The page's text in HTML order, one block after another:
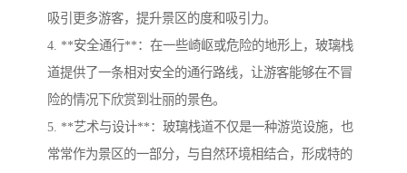
吸引更多游客，提升景区的度和吸引力。
4. **安全通行**：在一些崎岖或危险的地形上，玻璃栈
道提供了一条相对安全的通行路线，让游客能够在不冒
险的情况下欣赏到壮丽的景色。
5. **艺术与设计**：玻璃栈道不仅是一种游览设施，也
常常作为景区的一部分，与自然环境相结合，形成特的